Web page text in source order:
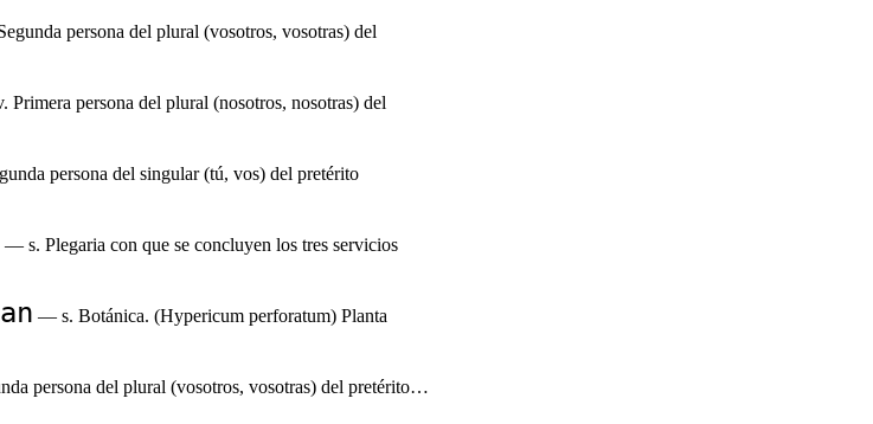
persona del plural (vosotros, vosotras) del
persona del plural (nosotros, nosotras) del
persona del singular (tú, vos) del pretérito
— s. Plegaria con que se concluyen los tres servicios
— s. Botánica. (Hypericum perforatum) Planta
persona del plural (vosotros, vosotras) del pretérito…